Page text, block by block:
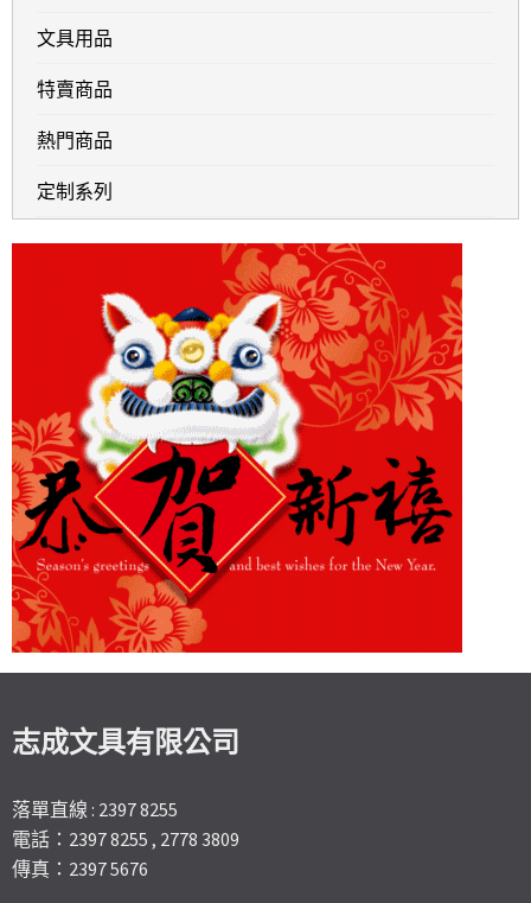
文具用品
特賣商品
熱門商品
定制系列
志成文具有限公司
落單直線 : 2397 8255
電話：2397 8255 , 2778 3809
傳真：2397 5676